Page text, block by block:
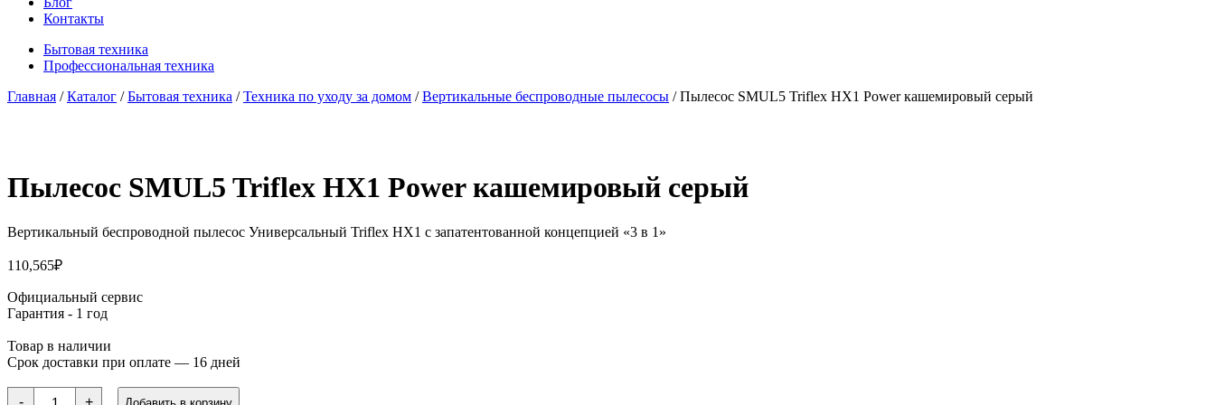
Контакты
Бытовая техника
Профессиональная техника
Главная /Каталог /Бытовая техника /Техника по уходу за домом /Вертикальные беспроводные пылесосы / Пылесос SMUL5 Triflex HX1 Power кашемировый серый
Пылесос SMUL5 Triflex HX1 Power кашемировый серый
Вертикальный беспроводной пылесос Универсальный Triflex HX1 с запатентованной концепцией «3 в 1»
110,565₽
Официальный сервис
Гарантия - 1 год
Товар в наличии
Срок доставки при оплате — 16 дней
Количество